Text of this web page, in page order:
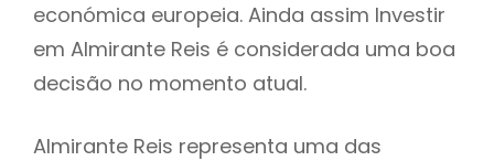
económica europeia. Ainda assim Investir
em Almirante Reis é considerada uma boa
decisão no momento atual.
Almirante Reis representa uma das